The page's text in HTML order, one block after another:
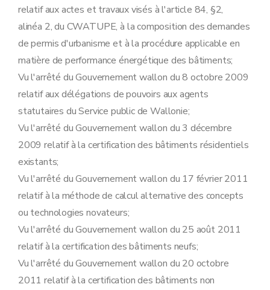
Art. 34
Art. 35
Contenu des certificats PEB
Art. 36
Art. 37
Art. 38
Art. 39
Art. 40
Section 3
Rapport partiel
Art. 41
Art. 42
Section 4
Validité et renouvellement
Art. 43
Section 5 Utilisation des données
Art. 45
Art. 46
Chapitre II Obligations de disposer d'un certificat PEB
Section 1re
Certificat PEB provisoire
Art. 47
Section 2 Publicité en vue de la vente ou de la location
Art. 49
Section 3 Affichage des certificats
relatif aux actes et travaux visés à l'article 84, §2,
alinéa 2, du CWATUPE, à la composition des demandes
de permis d'urbanisme et à la procédure applicable en
matière de performance énergétique des bâtiments;
Vu l'arrêté du Gouvernement wallon du 8 octobre 2009
relatif aux délégations de pouvoirs aux agents
statutaires du Service public de Wallonie;
Vu l'arrêté du Gouvernement wallon du 3 décembre
2009 relatif à la certification des bâtiments résidentiels
existants;
Vu l'arrêté du Gouvernement wallon du 17 février 2011
relatif à la méthode de calcul alternative des concepts
ou technologies novateurs;
Vu l'arrêté du Gouvernement wallon du 25 août 2011
relatif à la certification des bâtiments neufs;
Vu l'arrêté du Gouvernement wallon du 20 octobre
2011 relatif à la certification des bâtiments non